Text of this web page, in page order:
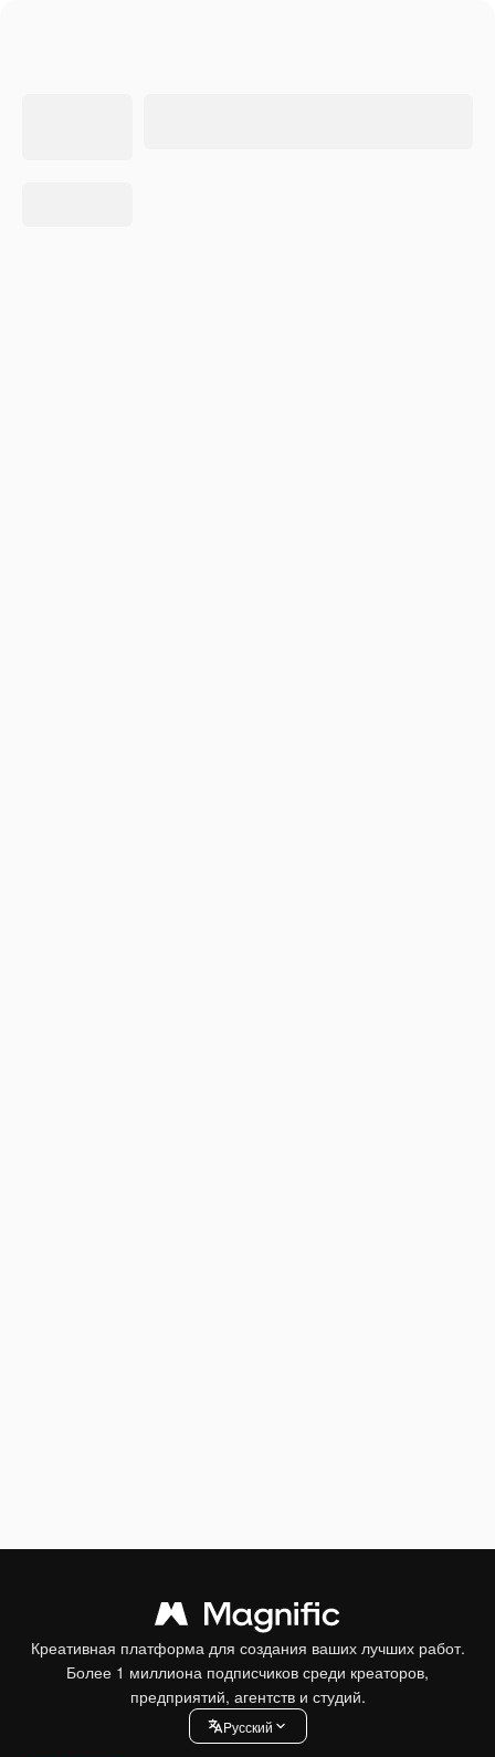
Креативная платформа для создания ваших лучших работ.
Более 1 миллиона подписчиков среди креаторов,
предприятий, агентств и студий.
Pусский